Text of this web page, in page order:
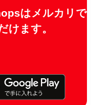
はメルカリで
けます。